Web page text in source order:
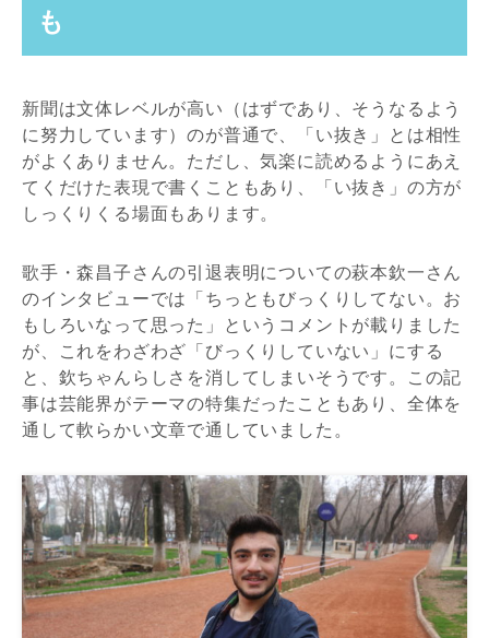
も
新聞は文体レベルが高い（はずであり、そうなるよう
に努力しています）のが普通で、「い抜き」とは相性
がよくありません。ただし、気楽に読めるようにあえ
てくだけた表現で書くこともあり、「い抜き」の方が
しっくりくる場面もあります。
歌手・森昌子さんの引退表明についての萩本欽一さん
のインタビューでは「ちっともびっくりしてない。お
もしろいなって思った」というコメントが載りました
が、これをわざわざ「びっくりしていない」にする
と、欽ちゃんらしさを消してしまいそうです。この記
事は芸能界がテーマの特集だったこともあり、全体を
通して軟らかい文章で通していました。